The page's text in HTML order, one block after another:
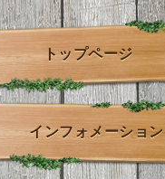
トップページ
インフォメーション